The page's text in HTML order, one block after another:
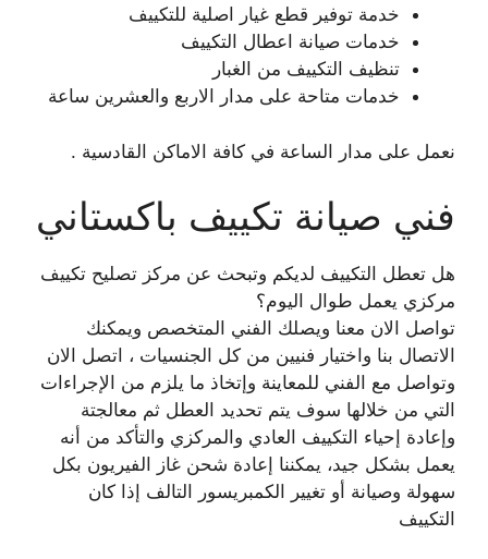
خدمة توفير قطع غيار اصلية للتكييف
خدمات صيانة اعطال التكييف
تنظيف التكييف من الغبار
خدمات متاحة على مدار الاربع والعشرين ساعة
نعمل على مدار الساعة في كافة الاماكن القادسية .
فني صيانة تكييف باكستاني
هل تعطل التكييف لديكم وتبحث عن مركز تصليح تكييف
مركزي يعمل طوال اليوم؟
تواصل الان معنا ويصلك الفني المتخصص ويمكنك
الاتصال بنا واختيار فنيين من كل الجنسيات ، اتصل الان
وتواصل مع الفني للمعاينة وإتخاذ ما يلزم من الإجراءات
التي من خلالها سوف يتم تحديد العطل ثم معالجتة
وإعادة إحياء التكييف العادي والمركزي والتأكد من أنه
يعمل بشكل جيد، يمكننا إعادة شحن غاز الفيريون بكل
سهولة وصيانة أو تغيير الكمبريسور التالف إذا كان
التكييف